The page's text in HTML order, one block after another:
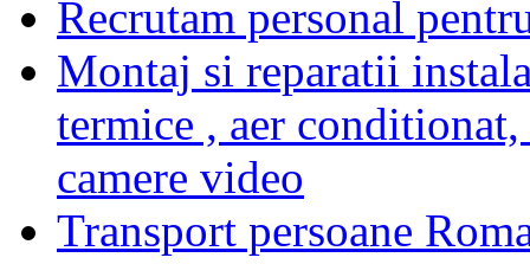
Recrutam personal
Montaj si reparatii
termice , aer
camere video
Transport persoane